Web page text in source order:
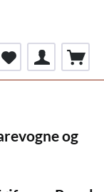
og